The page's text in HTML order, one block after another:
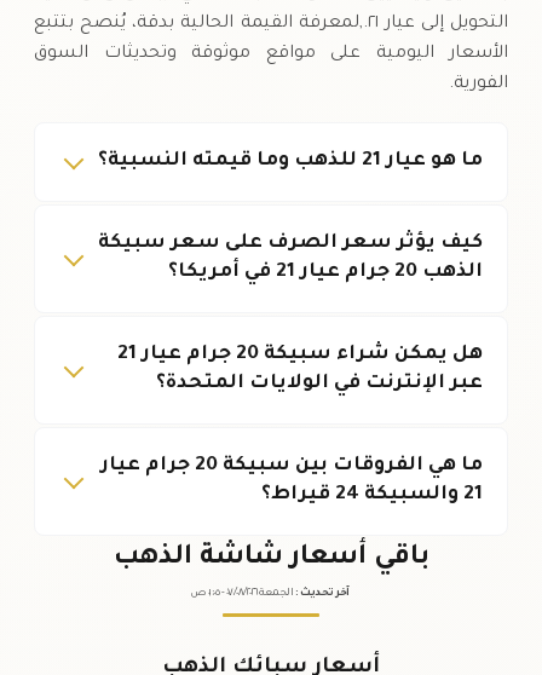
التحويل إلى عيار ٢١.,لمعرفة القيمة الحالية بدقة، يُنصح بتتبع
الأسعار اليومية على مواقع موثوقة وتحديثات السوق
الفورية.
ما هو عيار 21 للذهب وما قيمته النسبية؟
كيف يؤثر سعر الصرف على سعر سبيكة
الذهب 20 جرام عيار 21 في أمريكا؟
هل يمكن شراء سبيكة 20 جرام عيار 21
عبر الإنترنت في الولايات المتحدة؟
ما هي الفروقات بين سبيكة 20 جرام عيار
21 والسبيكة 24 قيراط؟
باقي أسعار شاشة الذهب
آخر تحديث : الجمعة ٠٧ /٠٨/٢٠٢٦ - ٠١:٠٥ ص
أسعار سبائك الذهب